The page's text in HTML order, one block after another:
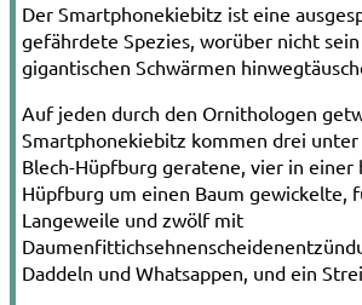
Der Smartphonekiebitz ist eine
gefährdete Spezies, worüber nicht
gigantischen Schwärmen
Auf jeden durch den Ornithologen
Smartphonekiebitz kommen drei
Blech-Hüpfburg geratene, vier in einer
Hüpfburg um einen Baum gewickelte,
Langeweile und zwölf mit
Daddeln und Whatsappen, und ein